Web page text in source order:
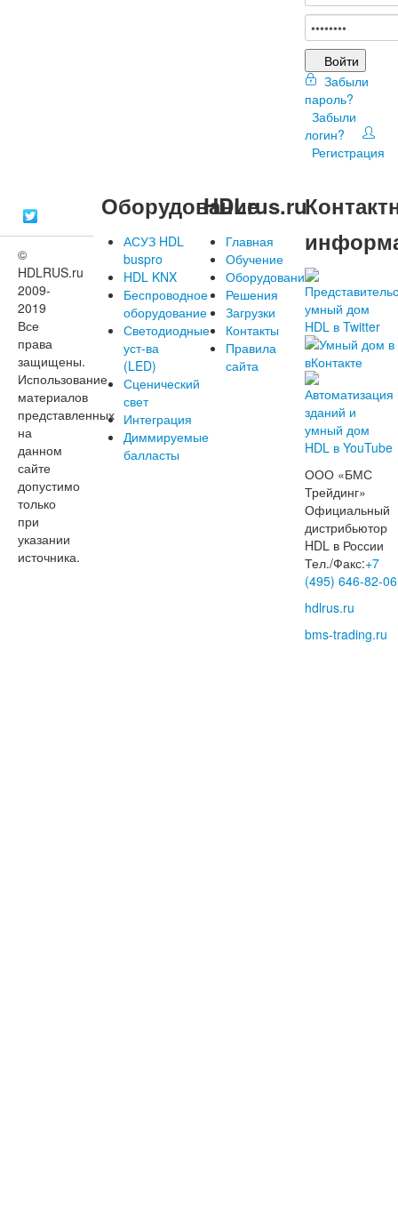
Войти
Забыли
пароль?
Забыли
логин?
Регистрация
©
HDLRUS.ru
2009-
2019
Все
права
защищены.
Использование
материалов
представленных
на
данном
сайте
допустимо
только
при
указании
источника.
Оборудование
АСУЗ HDL
buspro
HDL KNX
Беспроводное
оборудование
Светодиодные
уст-ва
(LED)
Сценический
свет
Интеграция
Диммируемые
балласты
HDLrus.ru
Главная
Обучение
Оборудование
Решения
Загрузки
Контакты
Правила
сайта
ООО «БМС
Трейдинг»
Официальный
дистрибьютор
HDL в России
Тел./Факс:+7
(495) 646-82-06
hdlrus.ru
bms-trading.ru